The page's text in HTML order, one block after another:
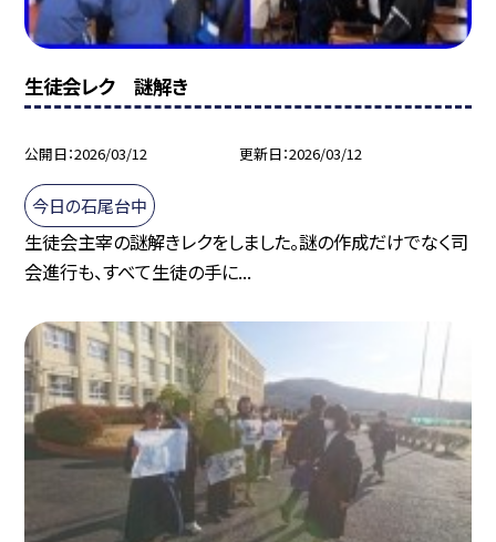
生徒会レク 謎解き
公開日 2026/03/12 更新日 2026/03/12
今日の石尾台中
生徒会主宰の謎解きレクをしました。謎の作成だけでなく司
会進行も、すべて生徒の手に...